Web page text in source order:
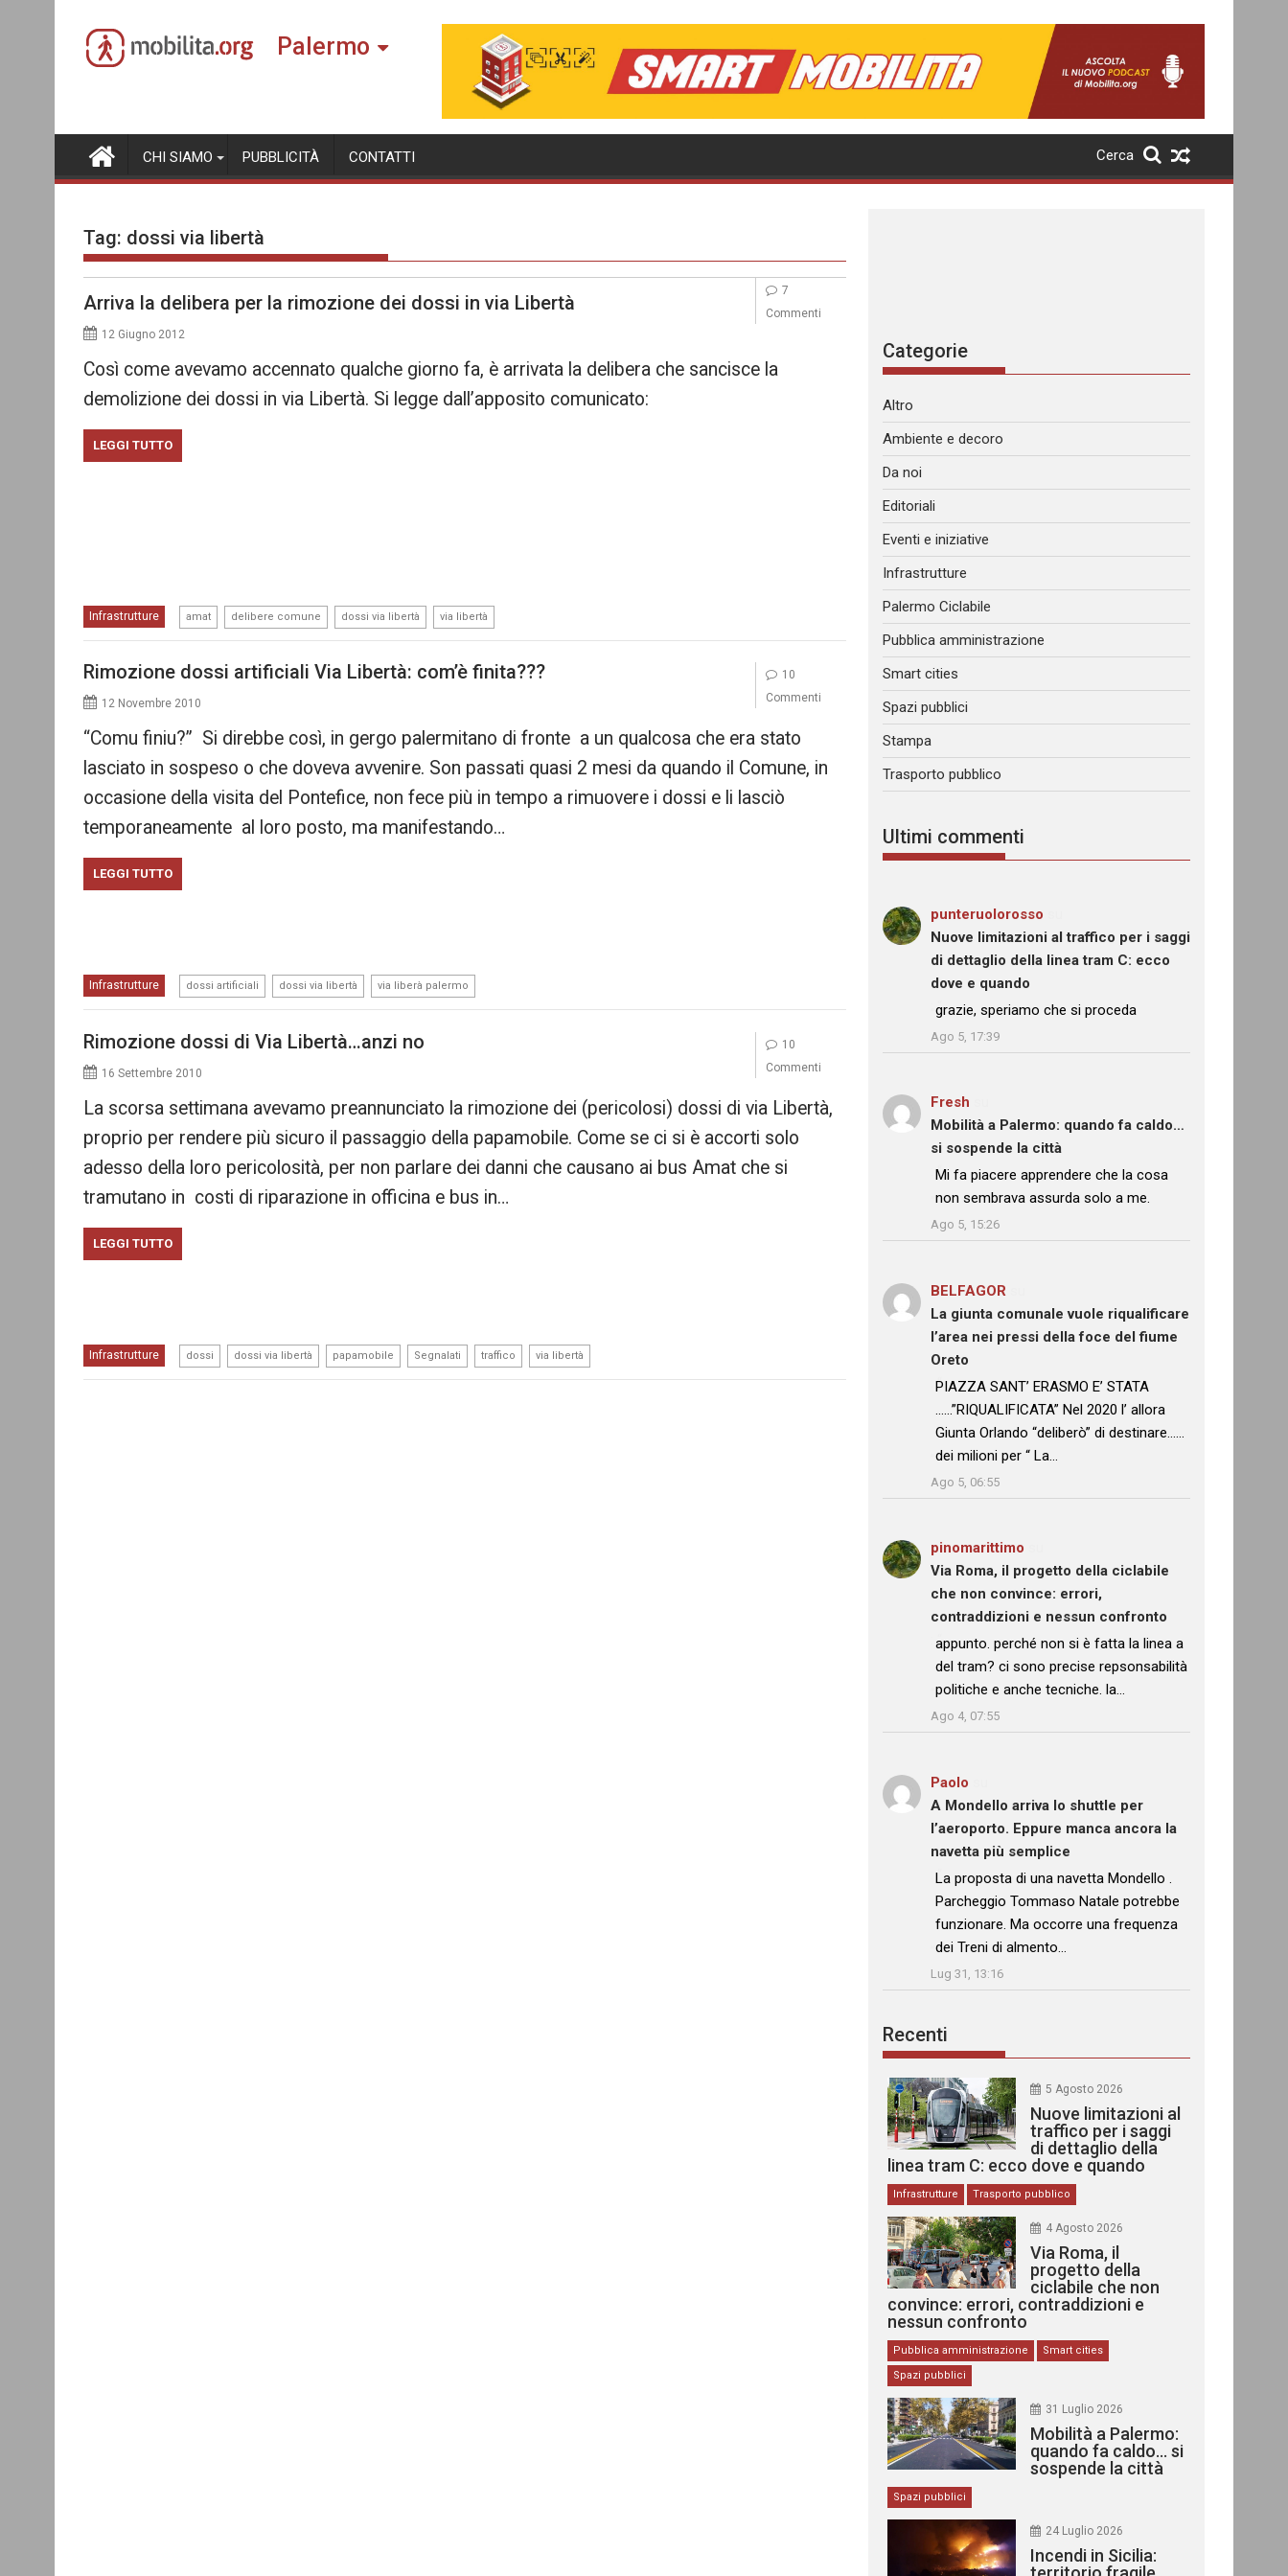
content
Palermo
CHI SIAMO PUBBLICITÀ CONTATTI Cerca
Tag: dossi via libertà
Arriva la delibera per la rimozione dei dossi in via Libertà
12 Giugno 2012
Così come avevamo accennato qualche giorno fa, è arrivata la delibera che sancisce la
demolizione dei dossi in via Libertà. Si legge dall’apposito comunicato:
LEGGI TUTTO
Infrastrutture amat delibere comune dossi via libertà via libertà
7
Commenti
Rimozione dossi artificiali Via Libertà: com’è finita???
12 Novembre 2010
“Comu finiu?” Si direbbe così, in gergo palermitano di fronte a un qualcosa che era stato
lasciato in sospeso o che doveva avvenire. Son passati quasi 2 mesi da quando il Comune, in
occasione della visita del Pontefice, non fece più in tempo a rimuovere i dossi e li lasciò
temporaneamente al loro posto, ma manifestando…
LEGGI TUTTO
Infrastrutture dossi artificiali dossi via libertà via liberà palermo
10
Commenti
Rimozione dossi di Via Libertà…anzi no
16 Settembre 2010
La scorsa settimana avevamo preannunciato la rimozione dei (pericolosi) dossi di via Libertà,
proprio per rendere più sicuro il passaggio della papamobile. Come se ci si è accorti solo
adesso della loro pericolosità, per non parlare dei danni che causano ai bus Amat che si
tramutano in costi di riparazione in officina e bus in…
LEGGI TUTTO
Infrastrutture dossi dossi via libertà papamobile Segnalati traffico via libertà
10
Commenti
Categorie
Altro
Ambiente e decoro
Da noi
Editoriali
Eventi e iniziative
Infrastrutture
Palermo Ciclabile
Pubblica amministrazione
Smart cities
Spazi pubblici
Stampa
Trasporto pubblico
Ultimi commenti
punteruolorosso
Nuove limitazioni al traffico per i saggi
di dettaglio della linea tram C: ecco
dove e quando
: “
grazie, speriamo che si proceda
Ago 5, 17:39
Fresh
Mobilità a Palermo: quando fa caldo…
si sospende la città
: “
Mi fa piacere apprendere che la cosa
non sembrava assurda solo a me.
Ago 5, 15:26
BELFAGOR
La giunta comunale vuole riqualificare
l’area nei pressi della foce del fiume
Oreto
: “
PIAZZA SANT’ ERASMO E’ STATA
……”RIQUALIFICATA” Nel 2020 l’ allora
Giunta Orlando “deliberò” di destinare……
dei milioni per “ La…
Ago 5, 06:55
pinomarittimo
Via Roma, il progetto della ciclabile
che non convince: errori,
contraddizioni e nessun confronto
: “
appunto. perché non si è fatta la linea a
del tram? ci sono precise repsonsabilità
politiche e anche tecniche. la…
Ago 4, 07:55
Paolo
A Mondello arriva lo shuttle per
l’aeroporto. Eppure manca ancora la
navetta più semplice
: “La proposta di una navetta Mondello .
Parcheggio Tommaso Natale potrebbe
funzionare. Ma occorre una frequenza
dei Treni di almento…
Lug 31, 13:16
Recenti
5 Agosto 2026
Nuove limitazioni al
traffico per i saggi
di dettaglio della
linea tram C: ecco dove e quando
Infrastrutture Trasporto pubblico
4 Agosto 2026
Via Roma, il
progetto della
ciclabile che non
convince: errori, contraddizioni e
nessun confronto
Pubblica amministrazione
Smart cities
Spazi pubblici
31 Luglio 2026
Mobilità a Palermo:
quando fa caldo… si
sospende la città
Spazi pubblici
24 Luglio 2026
Incendi in Sicilia: